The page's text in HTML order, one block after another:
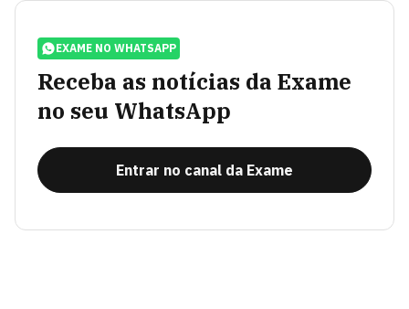
EXAME NO WHATSAPP
Receba as notícias da Exame
no seu WhatsApp
Entrar no canal da Exame